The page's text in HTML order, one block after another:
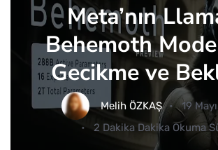
Meta’nın
Behemoth
Gecikme ve
Melih ÖZKAŞ
19
2 Dakika Dakika Okuma